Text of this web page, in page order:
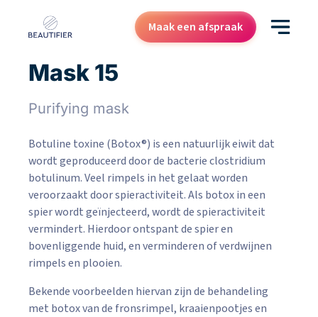
Maak een afspraak
Behandelingen
Resultaten
Kenniscentrum
Over ons
Contact
Cadeaubon
Mask 15
Purifying mask
Botuline toxine (Botox®) is een natuurlijk eiwit dat
wordt geproduceerd door de bacterie clostridium
botulinum. Veel rimpels in het gelaat worden
veroorzaakt door spieractiviteit. Als botox in een
spier wordt geïnjecteerd, wordt de spieractiviteit
vermindert. Hierdoor ontspant de spier en
bovenliggende huid, en verminderen of verdwijnen
rimpels en plooien.
Bekende voorbeelden hiervan zijn de behandeling
met botox van de fronsrimpel, kraaienpootjes en